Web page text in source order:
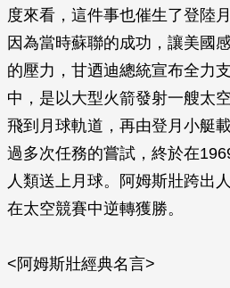
度來看，這件事也催生了登陸
因為當時蘇聯的成功，讓美國
的壓力，甘迺迪總統宣布全力
中，是以大型火箭發射一艘太
飛到月球軌道，再由登月小艇
過多次任務的嘗試，終於在
人類送上月球。阿姆斯壯跨出
在太空競賽中逆轉獲勝。
<阿姆斯壯經典名言>